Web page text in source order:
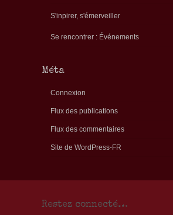
S'inpirer, s'émerveiller
Se rencontrer : Événements
Méta
Connexion
Flux des publications
Flux des commentaires
Site de WordPress-FR
Restez connecté…